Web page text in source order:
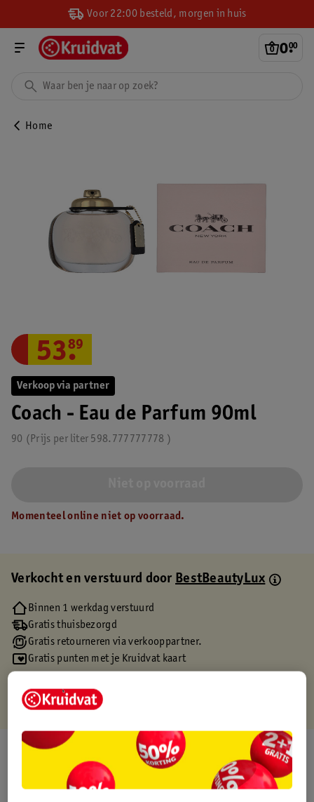
Voor 22:00 besteld, morgen in huis
0.
00
Home
Verkoop via partner
Coach - Eau de Parfum 90ml
90 598.777777778
Prijs per liter
53.
89
Momenteel online niet op voorraad.
Verkocht en verstuurd doorBestBeautyLux
Binnen 1 werkdag verstuurd
Gratis thuisbezorgd
Gratis retourneren via verkooppartner.
Gratis punten met je Kruidvat kaart
Over dit product
Productinformatie